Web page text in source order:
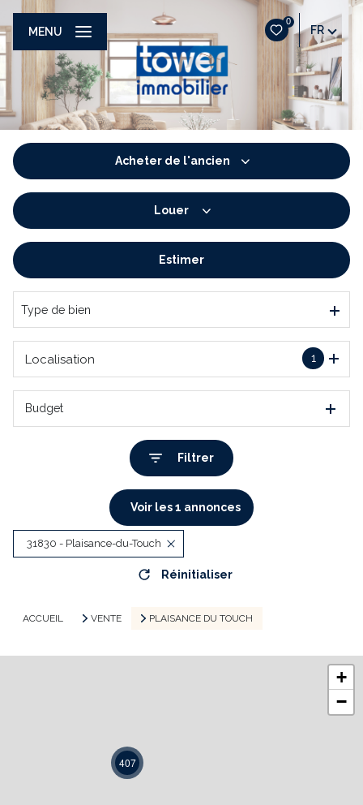
0
FR
MENU
Acheter de l'ancien
De l'immo pro
Louer
De l'immo pro
Estimer
Type de bien
1
Localisation
Budget
Filtrer
Voir les1 annonces
31830 - Plaisance-du-Touch
Réinitialiser
ACCUEIL VENTE PLAISANCE DU TOUCH
407
+
−